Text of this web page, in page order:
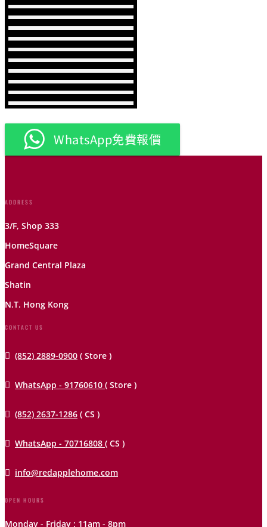
WhatsApp免費報價
ADDRESS
3/F, Shop 333
HomeSquare
Grand Central Plaza
Shatin
N.T. Hong Kong
CONTACT US
 (852) 2889-0900 ( Store )
 WhatsApp - 91760610 ( Store )
 (852) 2637-1286 ( CS )
 WhatsApp - 70716808 ( CS )
 info@redapplehome.com
OPEN HOURS
Monday - Friday : 11am - 8pm